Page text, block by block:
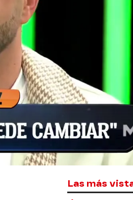
X Flipboard
cara a
Las más